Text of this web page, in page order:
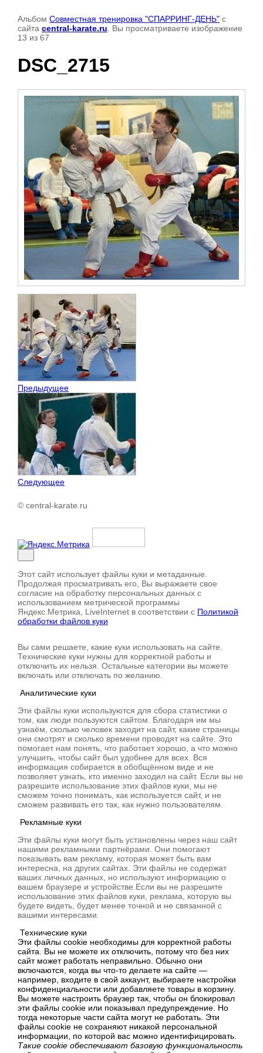
Альбом Совместная тренировка "СПАРРИНГ-ДЕНЬ" с
сайта central-karate.ru . Вы просматриваете изображение
13 из 67
DSC_2715
Предыдущее
Следующее
© central-karate.ru
Этот сайт использует файлы куки и метаданные.
Продолжая просматривать его, Вы выражаете свое
согласие на обработку персональных данных с
использованием метрической программы
Яндекс.Метрика, LiveInternet в соответствии с Политикой
обработки файлов куки
Вы сами решаете, какие куки использовать на сайте.
Технические куки нужны для корректной работы и
отключить их нельзя. Остальные категории вы можете
включать или отключать по желанию.
Аналитические куки
Эти файлы куки используются для сбора статистики о
том, как люди пользуются сайтом. Благодаря им мы
узнаём, сколько человек заходит на сайт, какие страницы
они смотрят и сколько времени проводят на сайте. Это
помогает нам понять, что работает хорошо, а что можно
улучшить, чтобы сайт был удобнее для всех. Вся
информация собирается в обобщённом виде и не
позволяет узнать, кто именно заходил на сайт. Если вы не
разрешите использование этих файлов куки, мы не
сможем точно понимать, как используется сайт, и не
сможем развивать его так, как нужно пользователям.
Рекламные куки
Эти файлы куки могут быть установлены через наш сайт
нашими рекламными партнёрами. Они помогают
показывать вам рекламу, которая может быть вам
интересна, на других сайтах. Эти файлы не содержат
ваших личных данных, но используют информацию о
вашем браузере и устройстве.Если вы не разрешите
использование этих файлов куки, реклама, которую вы
будете видеть, будет менее точной и не связанной с
вашими интересами.
Технические куки
Эти файлы cookie необходимы для корректной работы
сайта. Вы не можете их отключить, потому что без них
сайт может работать неправильно. Обычно они
включаются, когда вы что-то делаете на сайте —
например, входите в свой аккаунт, выбираете настройки
конфиденциальности или добавляете товары в корзину.
Вы можете настроить браузер так, чтобы он блокировал
эти файлы cookie или показывал предупреждение. Но
тогда некоторые части сайта могут не работать. Эти
файлы cookie не сохраняют никакой персональной
информации, по которой вас можно идентифицировать.
Такие cookie обеспечивают базовую функциональность